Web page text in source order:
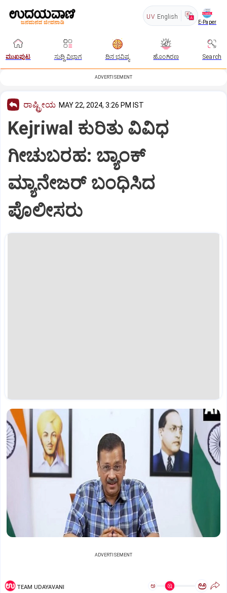
UV English
E-Paper
ಮುಖಪುಟ ಸುದ್ದಿ ವಿಭಾಗ ದಿನ ಭವಿಷ್ಯ ಹೊಂಗಿರಣ Search
ADVERTISEMENT
ರಾಷ್ಟ್ರೀಯ MAY 22, 2024, 3:26 PM IST
Kejriwal ಕುರಿತು ವಿವಿಧ
ಗೀಚುಬರಹ: ಬ್ಯಾಂಕ್‌
ಮ್ಯಾನೇಜರ್ ಬಂಧಿಸಿದ
ಪೊಲೀಸರು
ADVERTISEMENT
TEAM UDAYAVANI ಅ ಅ